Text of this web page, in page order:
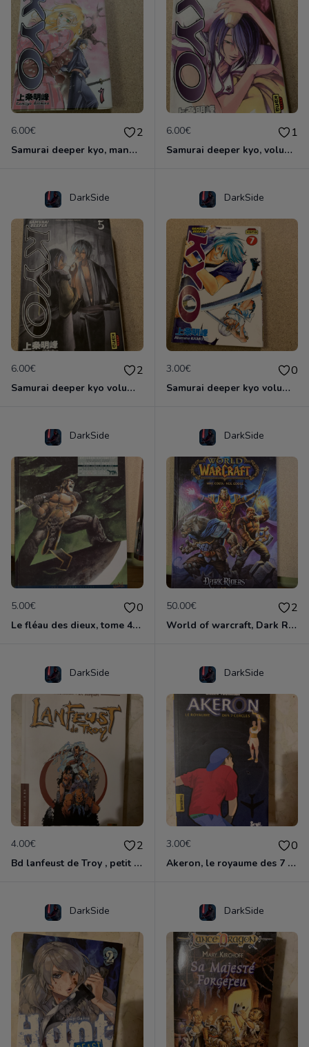
6.00€ 2
Samurai deeper kyo, manga double volume 1 et 2
6.00€ 1
Samurai deeper kyo, volume 3 & 4 manga double
DarkSide
6.00€ 2
Samurai deeper kyo volume 5&6 manga double
DarkSide
3.00€ 0
Samurai deeper kyo volume 7
DarkSide
5.00€ 0
Le fléau des dieux, tome 4 , vae victis
DarkSide
50.00€ 2
World of warcraft, Dark Riders tome 1
DarkSide
4.00€ 2
Bd lanfeust de Troy , petit format
DarkSide
3.00€ 0
Akeron, le royaume des 7 cercles
DarkSide DarkSide